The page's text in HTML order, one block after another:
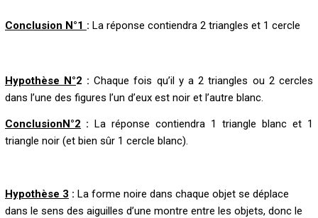
Conclusion N°1 : La réponse contiendra 2 triangles et 1 cercle
Hypothèse N°2 : Chaque fois qu’il y a 2 triangles ou 2 cercles
dans l’une des figures l’un d’eux est noir et l’autre blanc.
ConclusionN°2 : La réponse contiendra 1 triangle blanc et 1
triangle noir (et bien sûr 1 cercle blanc).
Hypothèse 3 : La forme noire dans chaque objet se déplace
dans le sens des aiguilles d’une montre entre les objets, donc le